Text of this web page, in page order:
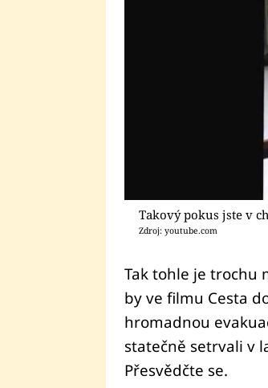
Takový pokus jste v
Zdroj: youtube.com
Tak tohle je trochu
by ve filmu Cesta
hromadnou
statečně setrvali v
Přesvědčte se.